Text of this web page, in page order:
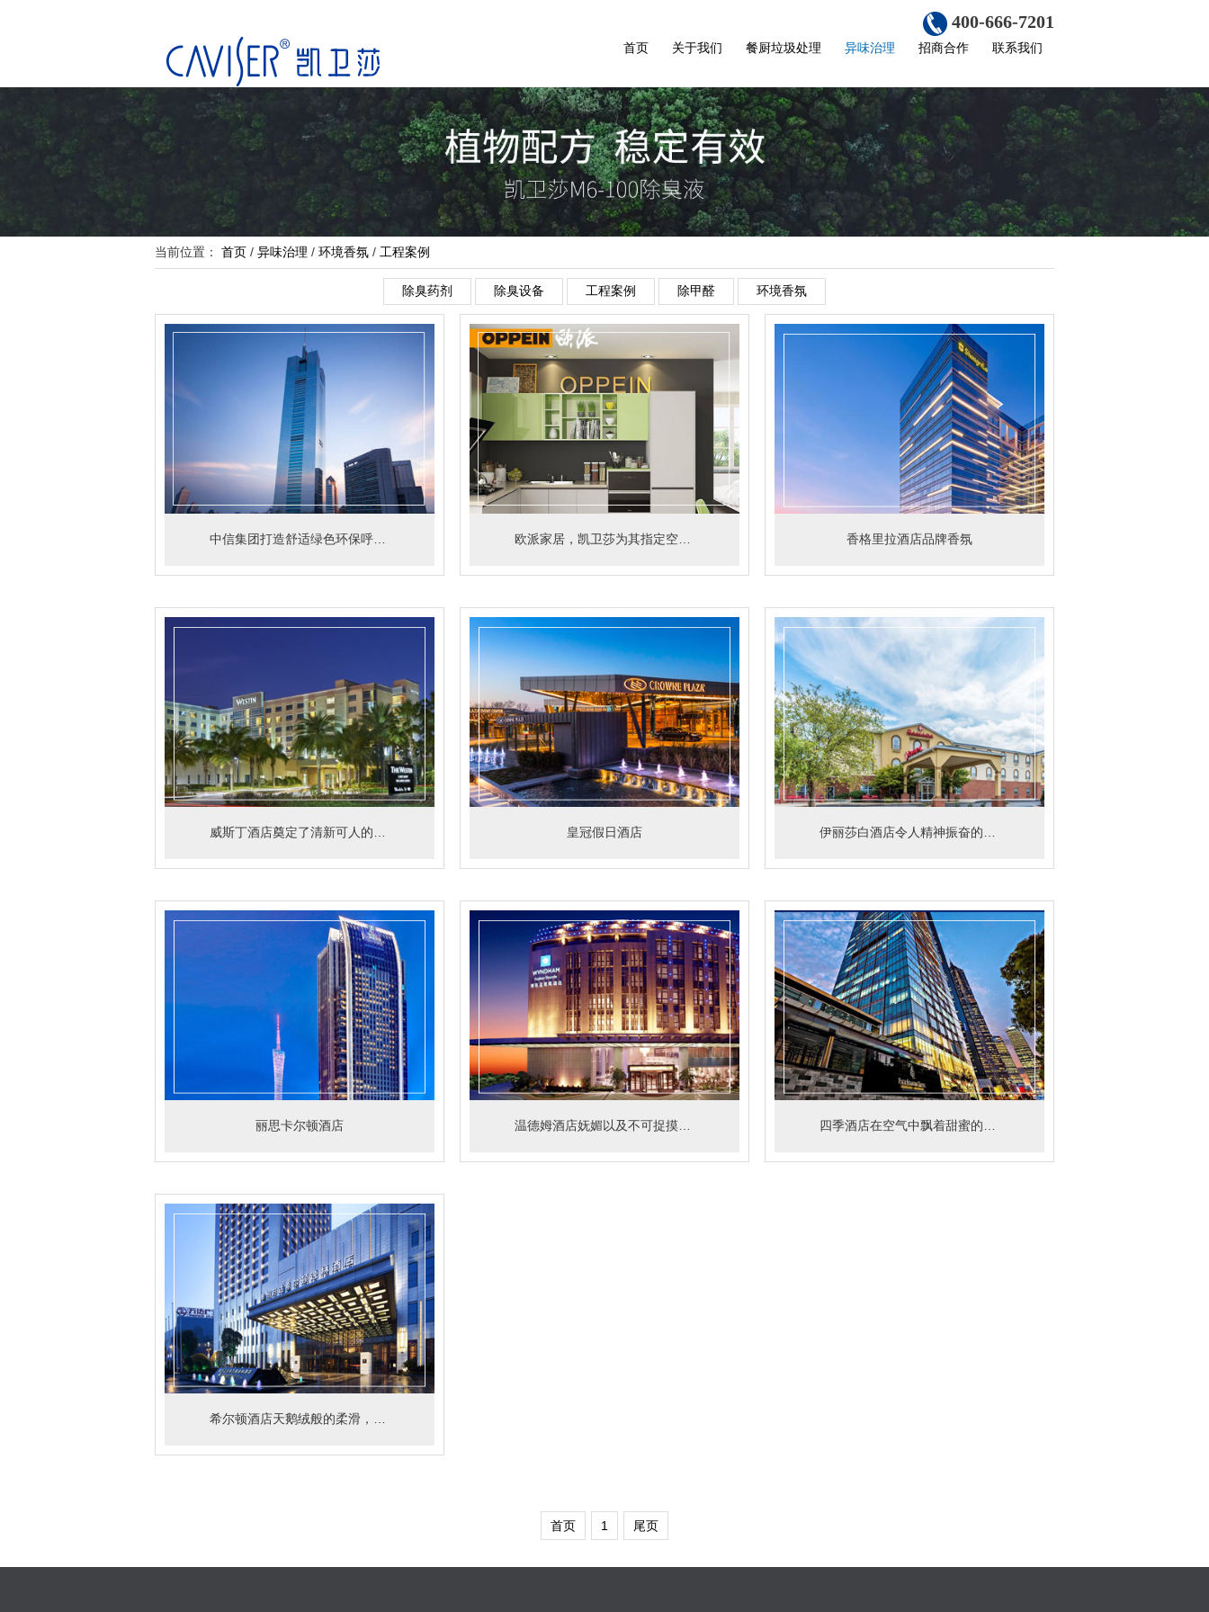
首页 关于我们 餐厨垃圾处理 异味治理 招商合作 联系我们
400-666-7201
当前位置： 首页 / 异味治理 / 环境香氛 / 工程案例
除臭药剂 除臭设备 工程案例 除甲醛 环境香氛
香格里拉酒店品牌香氛
皇冠假日酒店
丽思卡尔顿酒店
首页 1 尾页